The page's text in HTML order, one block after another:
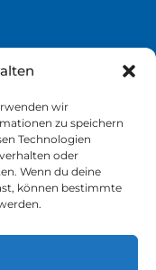
wir
zu speichern
Technologien
oder
Wenn du deine
können bestimmte